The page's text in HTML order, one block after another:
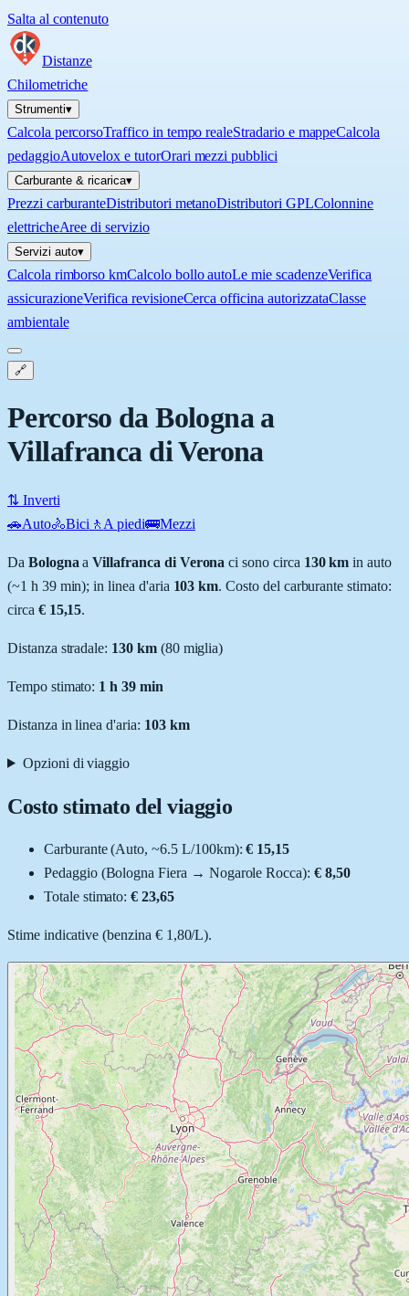
Salta al contenuto
Distanze
Chilometriche
Strumenti▾
Calcola percorsoTraffico in tempo realeStradario e mappeCalcola
pedaggioAutovelox e tutorOrari mezzi pubblici
Carburante & ricarica▾
Prezzi carburanteDistributori metanoDistributori GPLColonnine
elettricheAree di servizio
Servizi auto▾
Calcola rimborso kmCalcolo bollo autoLe mie scadenzeVerifica
assicurazioneVerifica revisioneCerca officina autorizzataClasse
ambientale
🔗
Percorso da Bologna a
Villafranca di Verona
⇅ Inverti
🚗Auto🚴Bici 🚶 A piedi🚌Mezzi
Da Bologna aVillafranca di Verona ci sono circa 130km in auto
(~1 h 39 min); in linea d'aria 103 km. Costo del carburante stimato:
circa € 15,15.
Distanza stradale: 130km (80miglia)
Tempo stimato: 1 h 39 min
Distanza in linea d'aria: 103km
Opzioni di viaggio
Costo stimato del viaggio
Carburante (Auto, ~6.5 L/100km): € 15,15
Pedaggio (Bologna Fiera → Nogarole Rocca): € 8,50
Totale stimato:€ 23,65
Stime indicative (benzina € 1,80/L).